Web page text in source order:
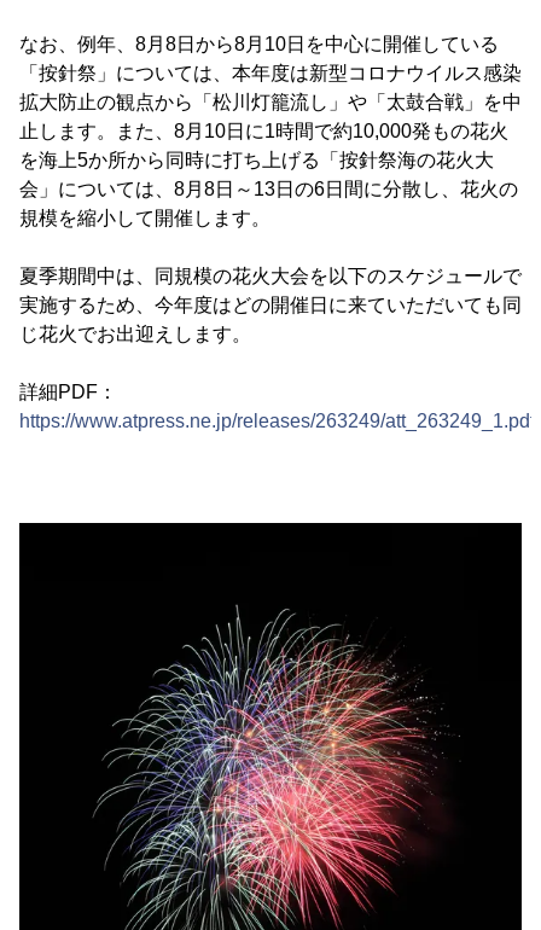
なお、例年、8月8日から8月10日を中心に開催している
「按針祭」については、本年度は新型コロナウイルス感染
拡大防止の観点から「松川灯籠流し」や「太鼓合戦」を中
止します。また、8月10日に1時間で約10,000発もの花火
を海上5か所から同時に打ち上げる「按針祭海の花火大
会」については、8月8日～13日の6日間に分散し、花火の
規模を縮小して開催します。
夏季期間中は、同規模の花火大会を以下のスケジュールで
実施するため、今年度はどの開催日に来ていただいても同
じ花火でお出迎えします。
詳細PDF：
https://www.atpress.ne.jp/releases/263249/att_263249_1.pdf